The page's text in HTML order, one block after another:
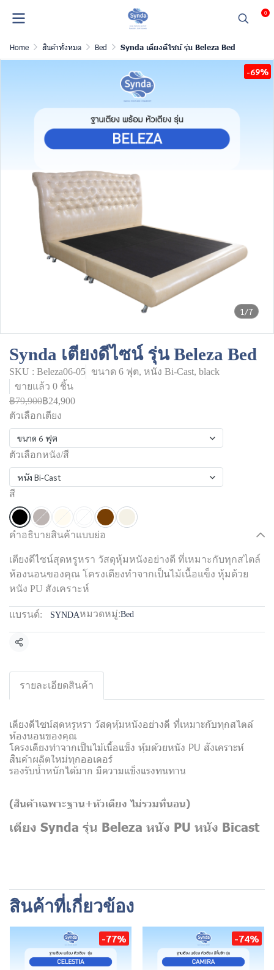
0
Home สินค้าทั้งหมด Bed Synda เตียงดีไซน์ รุ่น Beleza Bed
1/7
-69%
Synda เตียงดีไซน์ รุ่น Beleza Bed
SKU : Beleza06-05 ขนาด 6 ฟุต, หนัง Bi-Cast, black
ขายแล้ว 0 ชิ้น
฿79,900฿24,900
ตัวเลือกเตียง
ขนาด 6 ฟุต
ตัวเลือกหนัง/สี
หนัง Bi-Cast
สี
คำอธิบายสินค้าแบบย่อ
เตียงดีไซน์สุดหรูหรา วัสดุหุ้มหนังอย่างดี ที่เหมาะกับทุกสไตล์
ห้องนอนของคุณ โครงเตียงทำจากเป็นไม้เนื้อแข็ง หุ้มด้วย
หนัง PU สังเคราะห์
แบรนด์: SYNDAหมวดหมู่:Bed
แชร์
รายละเอียดสินค้า
เตียงดีไซน์สุดหรูหรา วัสดุหุ้มหนังอย่างดี ที่เหมาะกับทุกสไตล์
ห้องนอนของคุณ
โครงเตียงทำจากเป็นไม้เนื้อแข็ง หุ้มด้วยหนัง PU สังเคราะห์
สินค้าผลิตใหม่ทุกออเดอร์
รองรับน้ำหนักได้มาก มีความแข็งแรงทนทาน
(สินค้าเฉพาะฐาน+หัวเตียง ไม่รวมที่นอน)
เตียง Synda รุ่น Beleza หนัง PU หนัง Bicast
สินค้าที่เกี่ยวข้อง
-77% -74%